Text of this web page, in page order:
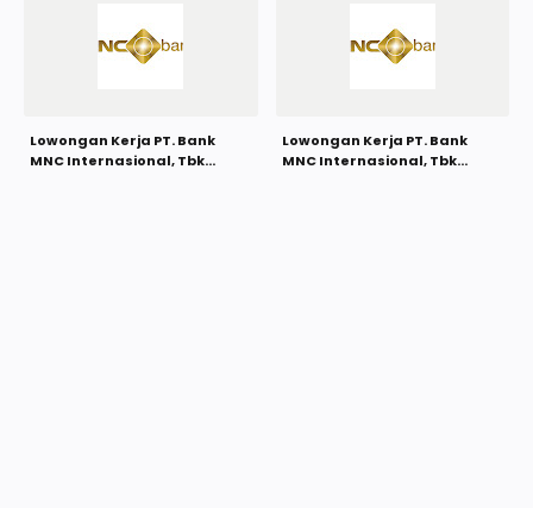
Lowongan Kerja PT. Bank
MNC Internasional, Tbk
Lowongan Kerja PT. Bank
MNC Internasional, Tbk